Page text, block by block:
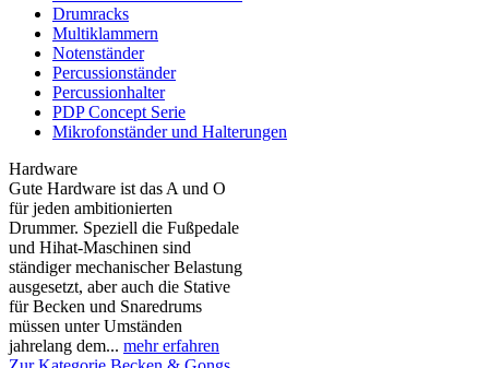
Drumracks
Multiklammern
Notenständer
Percussionständer
Percussionhalter
PDP Concept Serie
Mikrofonständer und Halterungen
Hardware
Gute Hardware ist das A und O
für jeden ambitionierten
Drummer. Speziell die Fußpedale
und Hihat-Maschinen sind
ständiger mechanischer Belastung
ausgesetzt, aber auch die Stative
für Becken und Snaredrums
müssen unter Umständen
jahrelang dem... mehr erfahren